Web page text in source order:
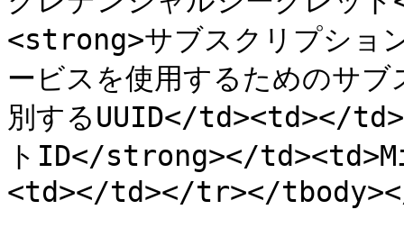
<strong>サブスクリプシ
ービスを使用するためのサ
別するUUID</td><td></
トID</strong></
<td></td></tr></